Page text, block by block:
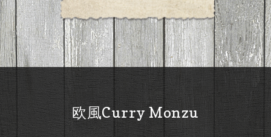
欧風Curry Monzu